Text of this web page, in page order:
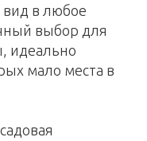
в любое
выбор для
идеально
мало места в